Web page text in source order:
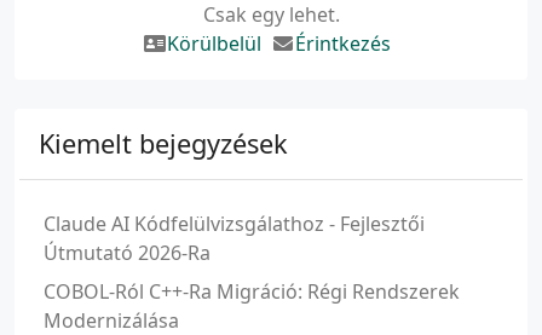
Csak egy lehet.
Körülbelül
Érintkezés
Kiemelt bejegyzések
Claude AI Kódfelülvizsgálathoz - Fejlesztői
Útmutató 2026-Ra
COBOL-Ról C++-Ra Migráció: Régi Rendszerek
Modernizálása